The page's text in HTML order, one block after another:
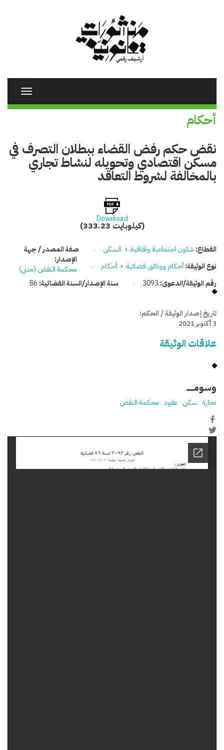
Toggle
أحكام
نقض حكم رفض القضاء ببطلان التصرف في
مسكن اقتصادي وتحويله لنشاط تجاري
بالمخالفة لشروط التعاقد
Download
(333.23 كيلوبايت)
القطاع: شئون اجتماعية وثقافية › السكن
نوع الوثيقة:أحكام ووثائق قضائية › أحكام
رقم الوثيقة/الدعوى: 3093 سنة الإصدار/السنة القضائية: 86
صفة المصدر / جهة
الإصدار:
محكمة النقض (مدني)
تاريخ إصدار الوثيقة / الحكم:
3 أكتوبر 2021
علاقات الوثيقة
وسومـــــ
تجارة سكن عقود محكمة النقض